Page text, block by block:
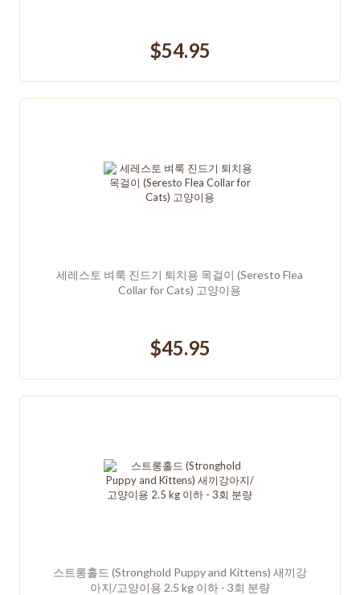
$54.95
세레스토 벼룩 진드기 퇴치용 목걸이 (Seresto Flea
Collar for Cats) 고양이용
$45.95
스트롱홀드 (Stronghold Puppy and Kittens) 새끼강
아지/고양이용 2.5 kg 이하 - 3회 분량